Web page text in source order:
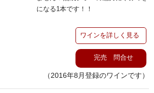
になる1本です！！
ワインを詳しく見る
完売 問合せ
（2016年8月登録のワインです）